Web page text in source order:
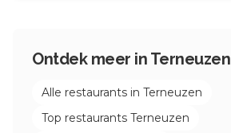
Ontdek meer in Terneuzen
Alle restaurants in Terneuzen
Top restaurants Terneuzen